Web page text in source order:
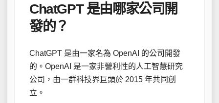
ChatGPT 是由哪家公司開
發的？
ChatGPT 是由一家名為 OpenAI 的公司開發
的。OpenAI 是一家非營利性的人工智慧研究
公司，由一群科技界巨頭於 2015 年共同創
立。